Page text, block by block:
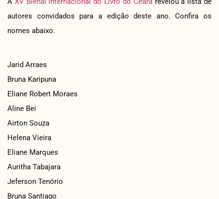
autores convidados para a edição deste ano. Confira os
nomes abaixo.
Jarid Arraes
Bruna Karipuna
Eliane Robert Moraes
Aline Bei
Airton Souza
Helena Vieira
Eliane Marques
Auritha Tabajara
Jeferson Tenório
Bruna Santiago